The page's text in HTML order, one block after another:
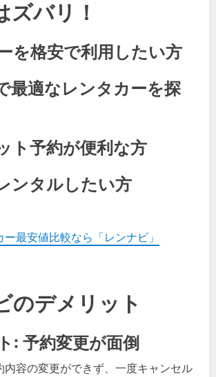
ズバリ！
を格安で利用したい方
最適なレンタカーを探
ト予約が便利な方
ンタルしたい方
最安値比較なら「レンナビ」
のデメリット
: 予約変更が面倒
内容の変更ができず、一度キャンセル